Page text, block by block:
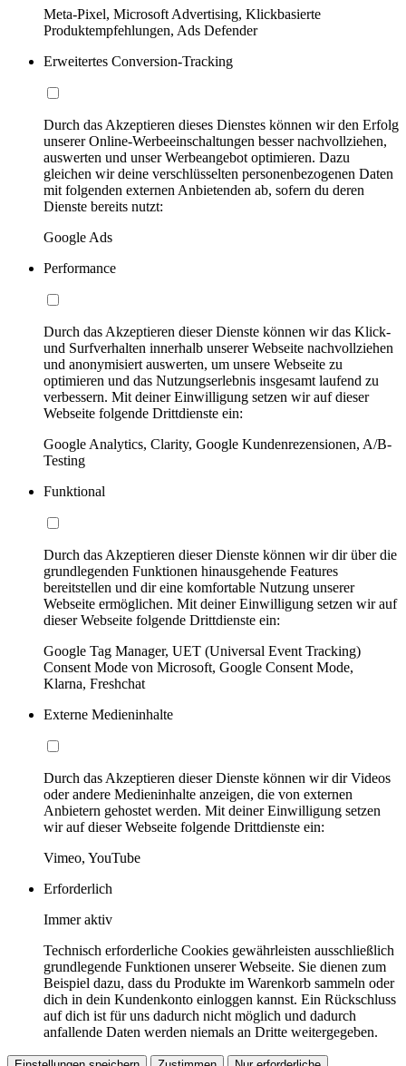
Meta-Pixel, Microsoft Advertising, Klickbasierte
Produktempfehlungen, Ads Defender
Erweitertes Conversion-Tracking
Durch das Akzeptieren dieses Dienstes können wir den Erfolg
unserer Online-Werbeeinschaltungen besser nachvollziehen,
auswerten und unser Werbeangebot optimieren. Dazu
gleichen wir deine verschlüsselten personenbezogenen Daten
mit folgenden externen Anbietenden ab, sofern du deren
Dienste bereits nutzt:
Google Ads
Performance
Durch das Akzeptieren dieser Dienste können wir das Klick-
und Surfverhalten innerhalb unserer Webseite nachvollziehen
und anonymisiert auswerten, um unsere Webseite zu
optimieren und das Nutzungserlebnis insgesamt laufend zu
verbessern. Mit deiner Einwilligung setzen wir auf dieser
Webseite folgende Drittdienste ein:
Google Analytics, Clarity, Google Kundenrezensionen, A/B-
Testing
Funktional
Durch das Akzeptieren dieser Dienste können wir dir über die
grundlegenden Funktionen hinausgehende Features
bereitstellen und dir eine komfortable Nutzung unserer
Webseite ermöglichen. Mit deiner Einwilligung setzen wir auf
dieser Webseite folgende Drittdienste ein:
Google Tag Manager, UET (Universal Event Tracking)
Consent Mode von Microsoft, Google Consent Mode,
Klarna, Freshchat
Externe Medieninhalte
Durch das Akzeptieren dieser Dienste können wir dir Videos
oder andere Medieninhalte anzeigen, die von externen
Anbietern gehostet werden. Mit deiner Einwilligung setzen
wir auf dieser Webseite folgende Drittdienste ein:
Vimeo, YouTube
Erforderlich
Immer aktiv
Technisch erforderliche Cookies gewährleisten ausschließlich
grundlegende Funktionen unserer Webseite. Sie dienen zum
Beispiel dazu, dass du Produkte im Warenkorb sammeln oder
dich in dein Kundenkonto einloggen kannst. Ein Rückschluss
auf dich ist für uns dadurch nicht möglich und dadurch
anfallende Daten werden niemals an Dritte weitergegeben.